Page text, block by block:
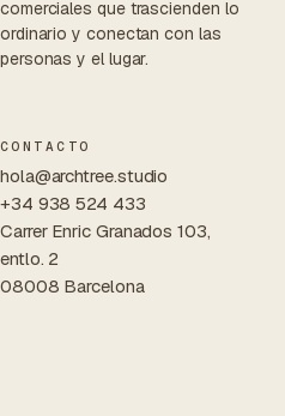
comerciales que trascienden lo
ordinario y conectan con las
personas y el lugar.
CONTACTO
hola@archtree.studio
+34 938 524 433
Carrer Enric Granados 103,
entlo. 2
08008 Barcelona